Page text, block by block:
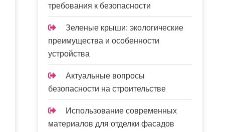
требования к безопасности
Зеленые крыши: экологические
преимущества и особенности
устройства
Актуальные вопросы
безопасности на строительстве
Использование современных
материалов для отделки фасадов